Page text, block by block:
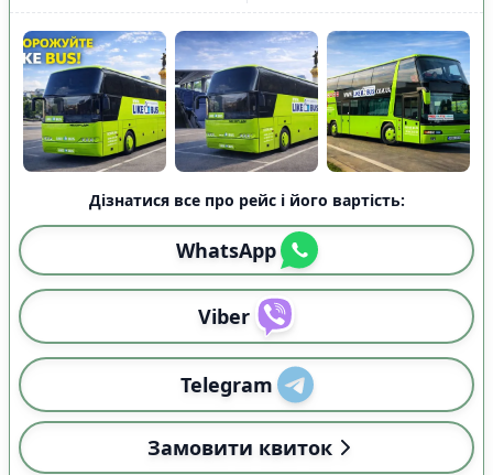
Дізнатися все про рейс і його вартість:
WhatsApp
Viber
Telegram
Замовити квиток